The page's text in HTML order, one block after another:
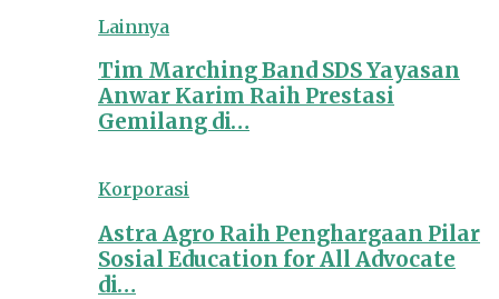
Lainnya
Tim Marching Band SDS Yayasan
Anwar Karim Raih Prestasi
Gemilang di…
Korporasi
Astra Agro Raih Penghargaan Pilar
Sosial Education for All Advocate
di…